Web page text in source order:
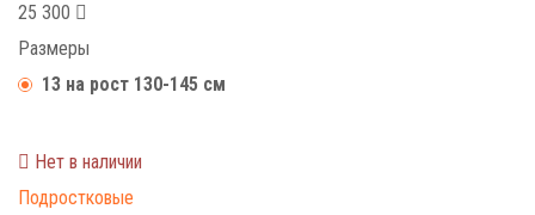
25 300
Размеры
13 на рост 130-145 см
Нет в наличии
Подростковые